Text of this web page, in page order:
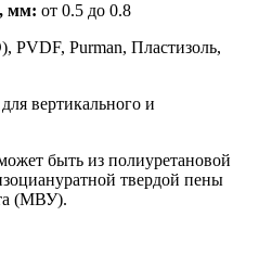
мм: от 0.5 до 0.8
PVDF, Purman, Пластизоль,
вертикального и
быть из полиуретановой
твердой пены
(МВУ).